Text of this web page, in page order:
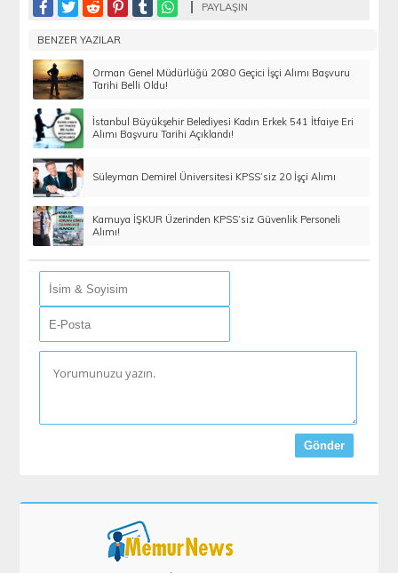
PAYLAŞIN
BENZER YAZILAR
Orman Genel Müdürlüğü 2080 Geçici İşçi Alımı Başvuru
Tarihi Belli Oldu!
İstanbul Büyükşehir Belediyesi Kadın Erkek 541 İtfaiye Eri
Alımı Başvuru Tarihi Açıklandı!
Süleyman Demirel Üniversitesi KPSS’siz 20 İşçi Alımı
Kamuya İŞKUR Üzerinden KPSS’siz Güvenlik Personeli
Alımı!